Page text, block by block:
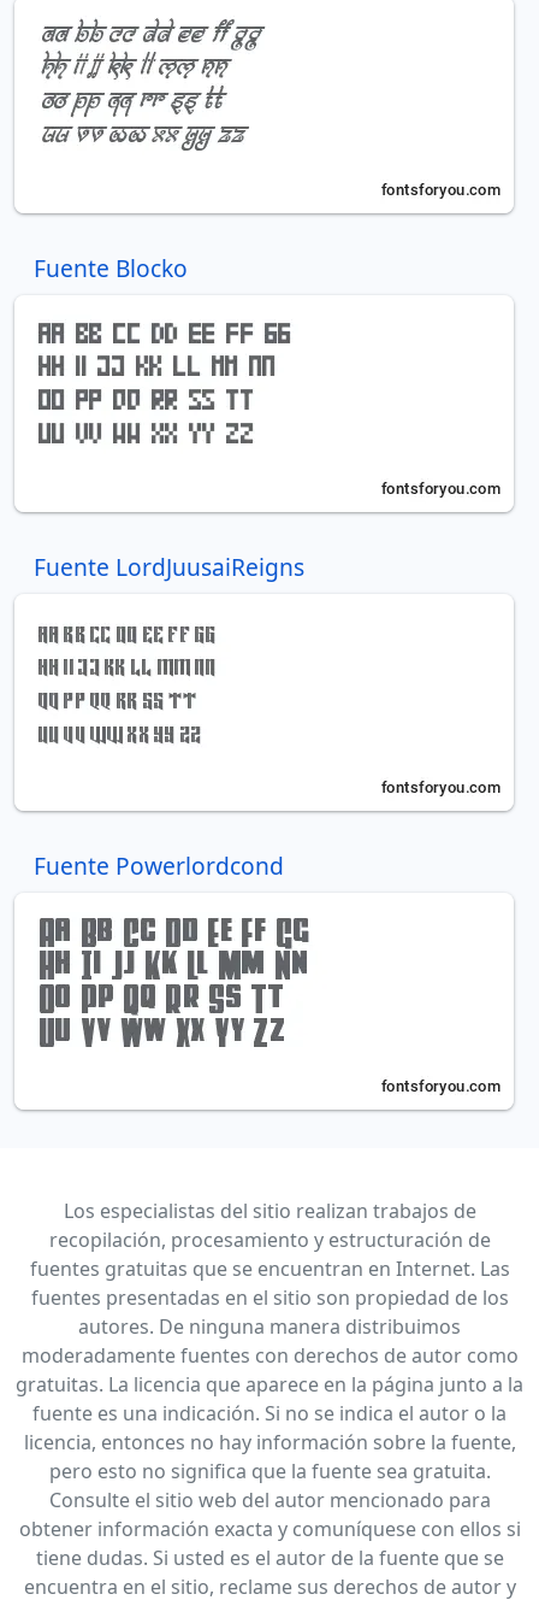
Fuente Blocko
Fuente LordJuusaiReigns
Fuente Powerlordcond
Los especialistas del sitio realizan trabajos de
recopilación, procesamiento y estructuración de
fuentes gratuitas que se encuentran en Internet. Las
fuentes presentadas en el sitio son propiedad de los
autores. De ninguna manera distribuimos
moderadamente fuentes con derechos de autor como
gratuitas. La licencia que aparece en la página junto a la
fuente es una indicación. Si no se indica el autor o la
licencia, entonces no hay información sobre la fuente,
pero esto no significa que la fuente sea gratuita.
Consulte el sitio web del autor mencionado para
obtener información exacta y comuníquese con ellos si
tiene dudas. Si usted es el autor de la fuente que se
encuentra en el sitio, reclame sus derechos de autor y